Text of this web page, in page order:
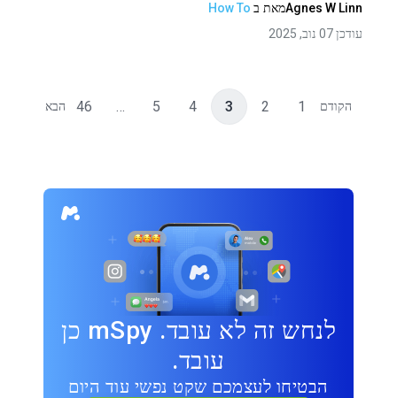
Agnes W Linnמאת ב How To
עודכן 07 נוב, 2025
הקודם 1
2
3
4
5
…
46 הבא
לנחש זה לא עובד. mSpy כן
עובד.
הבטיחו לעצמכם שקט נפשי עוד היום